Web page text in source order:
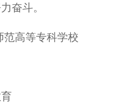
奋斗。
范高等专科学校